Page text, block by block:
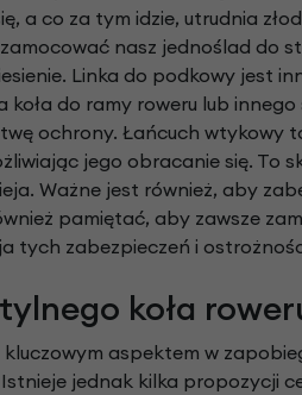
a co za tym idzie, utrudnia
nasz jednoślad do
Linka do podkowy jest
do ramy roweru lub
ochrony. Łańcuch wtykowy
jego obracanie się. To
Ważne jest również, aby
pamiętać, aby zawsze
tych zabezpieczeń i
koła
aspektem w
jednak kilka propozycji